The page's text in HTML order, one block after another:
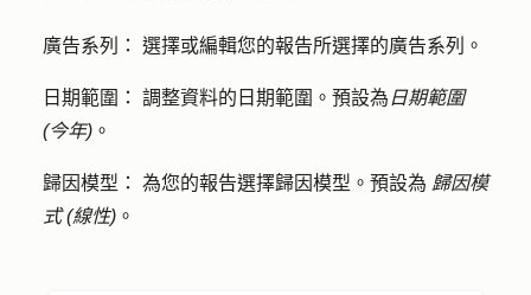
廣告系列： 選擇或編輯您的報告所選擇的廣告系列。
日期範圍： 調整資料的日期範圍。預設為 日期範圍
(今年) 。
歸因模型： 為您的報告選擇歸因模型。預設為 歸因模
式 (線性) 。